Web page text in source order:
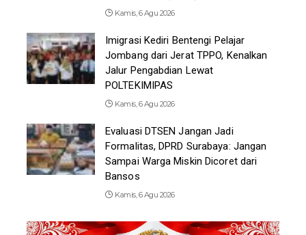
Kamis, 6 Agu 2026
Imigrasi Kediri Bentengi Pelajar
Jombang dari Jerat TPPO, Kenalkan
Jalur Pengabdian Lewat
POLTEKIMIPAS
Kamis, 6 Agu 2026
Evaluasi DTSEN Jangan Jadi
Formalitas, DPRD Surabaya: Jangan
Sampai Warga Miskin Dicoret dari
Bansos
Kamis, 6 Agu 2026